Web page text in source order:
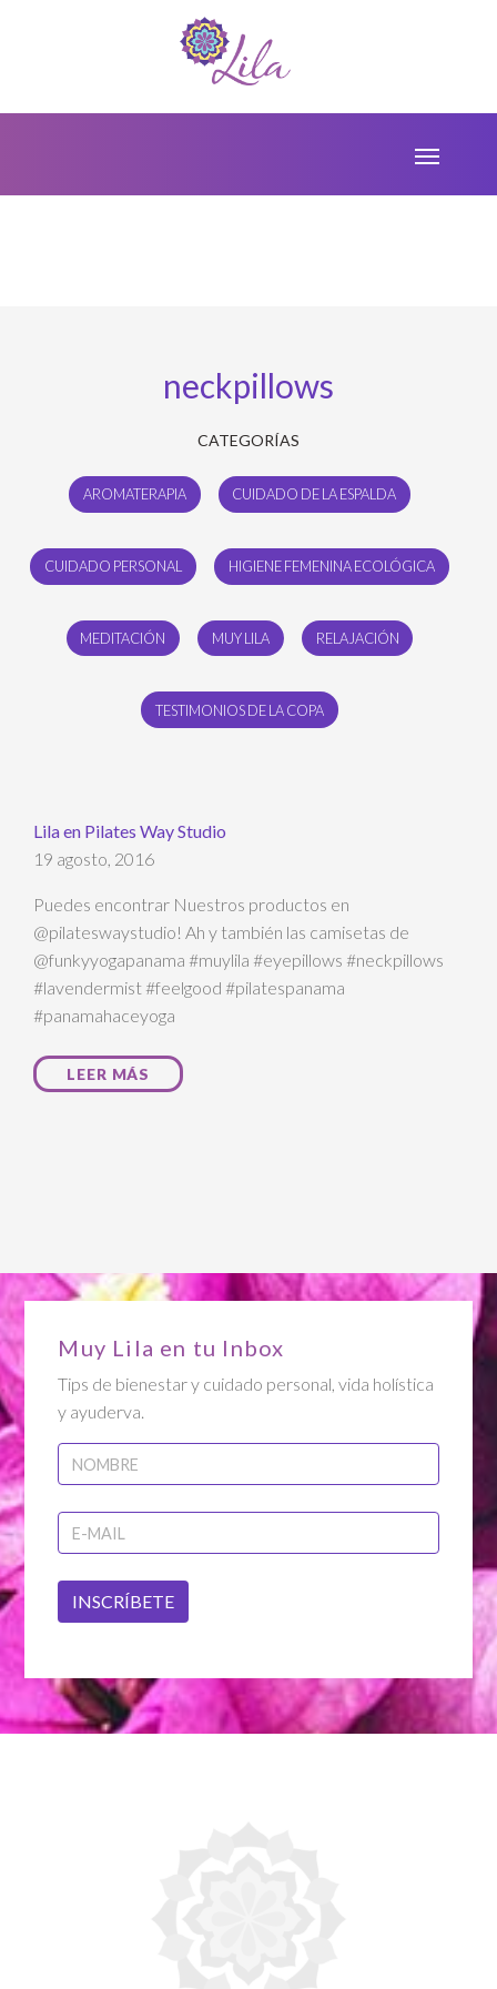
neckpillows
CATEGORÍAS
AROMATERAPIA CUIDADO DE LA ESPALDA
CUIDADO PERSONAL HIGIENE FEMENINA ECOLÓGICA
MEDITACIÓN MUY LILA RELAJACIÓN
TESTIMONIOS DE LA COPA
Lila en Pilates Way Studio
19 agosto, 2016
Puedes encontrar Nuestros productos en
@pilateswaystudio! Ah y también las camisetas de
@funkyyogapanama #muylila #eyepillows #neckpillows
#lavendermist #feelgood #pilatespanama
#panamahaceyoga
LEER MÁS
Muy Lila en tu Inbox
Tips de bienestar y cuidado personal, vida holística
y ayuderva.
INSCRÍBETE